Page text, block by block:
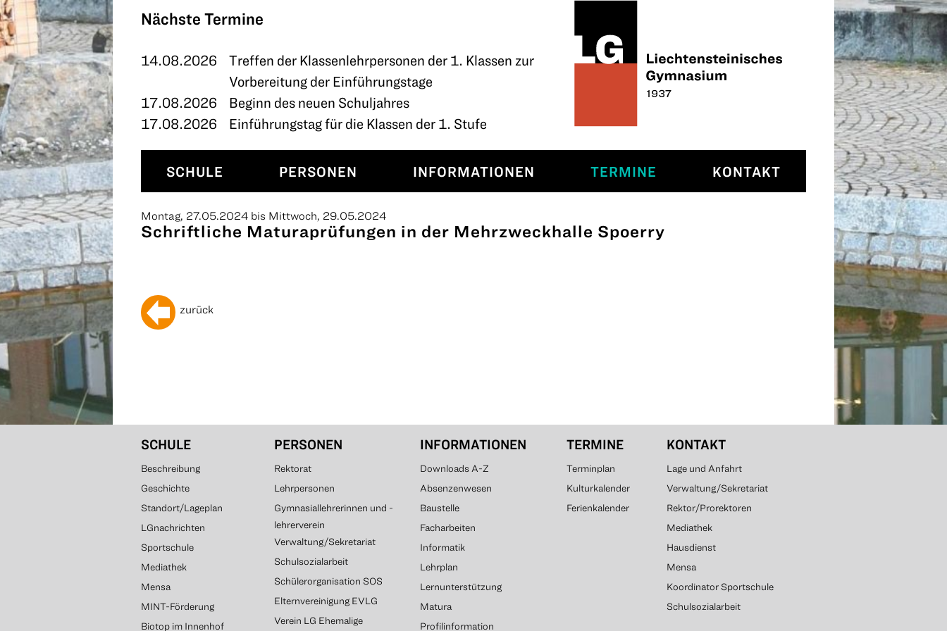
Nächste Termine
14.08.2026
Treffen der Klassenlehrpersonen der 1. Klassen zur
Vorbereitung der Einführungstage
17.08.2026
Beginn des neuen Schuljahres
17.08.2026
Einführungstag für die Klassen der 1. Stufe
SCHULE PERSONEN INFORMATIONEN TERMINE KONTAKT
KONTAKT
Montag, 27.05.2024 bis Mittwoch, 29.05.2024
Schriftliche Maturaprüfungen in der Mehrzweckhalle Spoerry
zurück
SCHULE
Beschreibung
Geschichte
Standort/Lageplan
LGnachrichten
Sportschule
Mediathek
Mensa
MINT-Förderung
Biotop im Innenhof
PERSONEN
Rektorat
Lehrpersonen
Gymnasiallehrerinnen und -
lehrerverein
Verwaltung/Sekretariat
Schulsozialarbeit
Schülerorganisation SOS
Elternvereinigung EVLG
Verein LG Ehemalige
INFORMATIONEN
Downloads A-Z
Absenzenwesen
Baustelle
Facharbeiten
Informatik
Lehrplan
Lernunterstützung
Matura
Profilinformation
TERMINE
Terminplan
Kulturkalender
Ferienkalender
KONTAKT
Lage und Anfahrt
Verwaltung/Sekretariat
Rektor/Prorektoren
Mediathek
Hausdienst
Mensa
Koordinator Sportschule
Schulsozialarbeit